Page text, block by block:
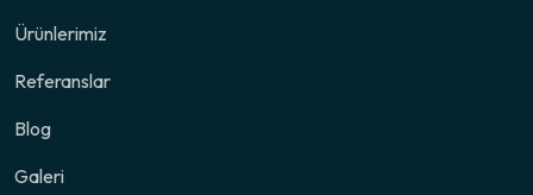
Ürünlerimiz
Referanslar
Blog
Galeri